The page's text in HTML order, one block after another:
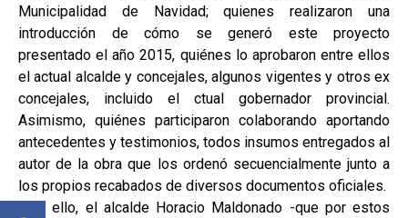
Municipalidad de Navidad; quienes realizaron una
introducción de cómo se generó este proyecto
presentado el año 2015, quiénes lo aprobaron entre ellos
el actual alcalde y concejales, algunos vigentes y otros ex
concejales, incluido el ctual gobernador provincial.
Asimismo, quiénes participaron colaborando aportando
antecedentes y testimonios, todos insumos entregados al
autor de la obra que los ordenó secuencialmente junto a
los propios recabados de diversos documentos oficiales.
Tras ello, el alcalde Horacio Maldonado -que por estos